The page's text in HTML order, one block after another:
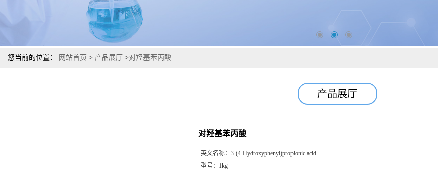
您当前的位置： 网站首页 > 产品展厅 >对羟基苯丙酸
产品展厅
对羟基苯丙酸
英文名称： 3-(4-Hydroxyphenyl)propionic acid
型号： 1kg